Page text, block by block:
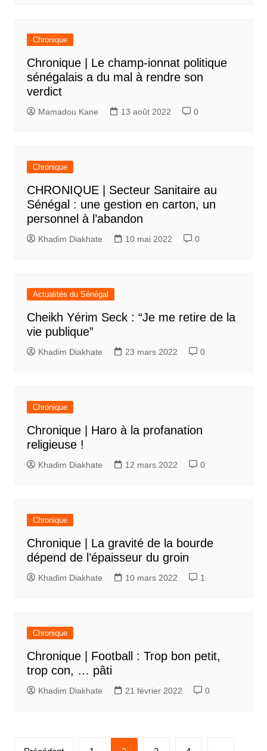
Chronique
Chronique | Le champ-ionnat politique
sénégalais a du mal à rendre son
verdict
Mamadou Kane 13 août 2022 0
Chronique
CHRONIQUE | Secteur Sanitaire au
Sénégal : une gestion en carton, un
personnel à l’abandon
Khadim Diakhate 10 mai 2022 0
Actualités du Sénégal
Cheikh Yérim Seck : “Je me retire de la
vie publique”
Khadim Diakhate 23 mars 2022 0
Chronique
Chronique | Haro à la profanation
religieuse !
Khadim Diakhate 12 mars 2022 0
Chronique
Chronique | La gravité de la bourde
dépend de l’épaisseur du groin
Khadim Diakhate 10 mars 2022 1
Chronique
Chronique | Football : Trop bon petit,
trop con, … pâti
Khadim Diakhate 21 février 2022 0
Pagination